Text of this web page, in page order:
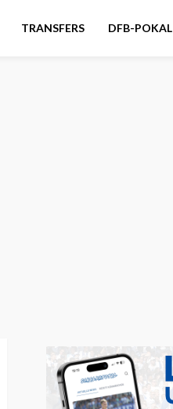
TRANSFERS DFB-POKAL